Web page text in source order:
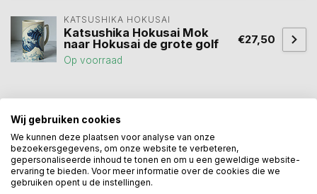
KATSUSHIKA HOKUSAI
Katsushika Hokusai Mok
naar Hokusai de grote golf
Op voorraad
€27,50
Japanse kunst(2) porselein(4)
voorspoed en geluk(1)
Wij gebruiken cookies
We kunnen deze plaatsen voor analyse van onze
bezoekersgegevens, om onze website te verbeteren,
gepersonaliseerde inhoud te tonen en om u een geweldige website-
ervaring te bieden. Voor meer informatie over de cookies die we
gebruiken opent u de instellingen.